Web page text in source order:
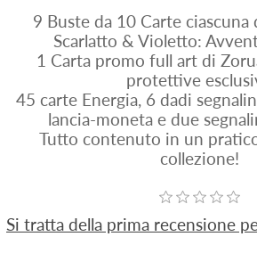
9 Buste da 10 Carte ciascuna
Scarlatto & Violetto:
1 Carta promo full art di
protettive
45 carte Energia, 6 dadi
lancia-moneta e due
Tutto contenuto in un
collezione!
Si tratta della prima recensione